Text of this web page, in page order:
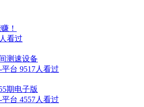
！
看过
测速设备
台 9517人看过
期电子版
台 4557人看过